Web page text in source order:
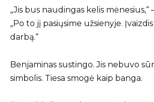
„Jis bus naudingas kelis mėnesius,“
„Po to jį pasiųsime užsienyje.
darbą.“
Benjaminas sustingo. Jis nebuvo
simbolis. Tiesa smogė kaip banga.